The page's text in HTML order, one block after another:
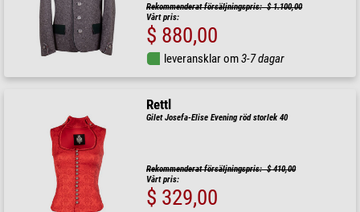
Rekommenderat försäljningspris: $ 1.100,00
Vårt pris:
$ 880,00
leveransklar om3-7 dagar
Rettl
Gilet Josefa-Elise Evening röd storlek 40
Rekommenderat försäljningspris: $ 410,00
Vårt pris:
$ 329,00